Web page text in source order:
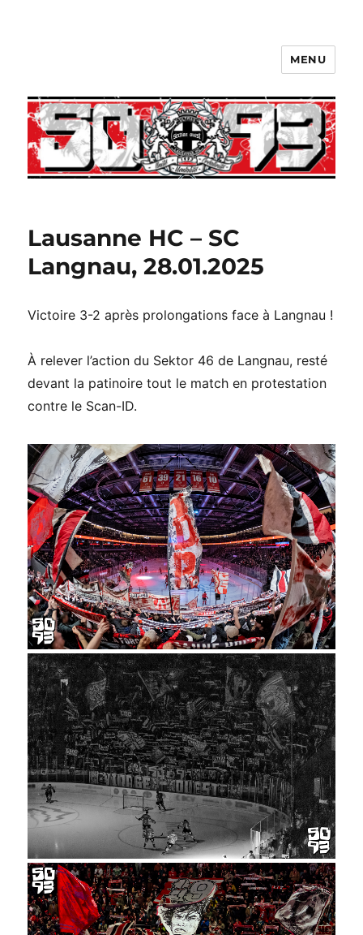
MENU
Lausanne HC – SC
Langnau, 28.01.2025
Victoire 3-2 après prolongations face à Langnau !
À relever l’action du Sektor 46 de Langnau, resté
devant la patinoire tout le match en protestation
contre le Scan-ID.